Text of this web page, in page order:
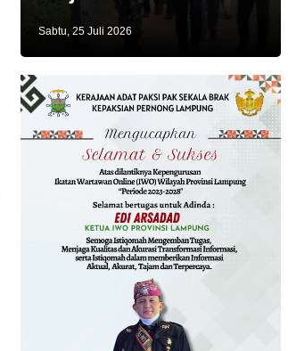
Sabtu, 25 Juli 2026